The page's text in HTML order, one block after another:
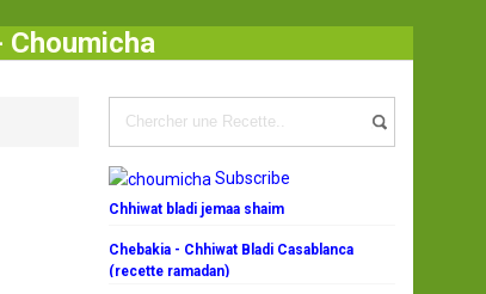
Choumicha
Subscribe
Chhiwat bladi jemaa shaim
Chebakia - Chhiwat Bladi Casablanca
(recette ramadan)